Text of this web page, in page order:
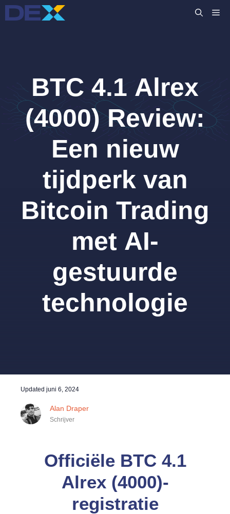
Ga
naar
BTC 4.1 Alrex
(4000) Review:
Een nieuw
tijdperk van
Bitcoin Trading
met AI-
gestuurde
technologie
Updated juni 6, 2024
Alan Draper
Schrijver
Officiële BTC 4.1
Alrex (4000)-
registratie